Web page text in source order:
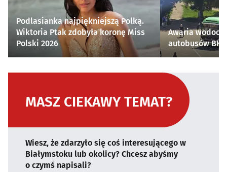
Podlasianka najpiękniejszą Polką.
Wiktoria Ptak zdobyła koronę Miss
Polski 2026
Awaria
autobusów
MASZ CIEKAWY TEMAT?
Wiesz, że zdarzyło się coś interesującego w
Białymstoku lub okolicy? Chcesz abyśmy
o czymś napisali?